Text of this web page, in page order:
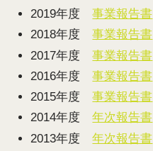
2019年度事業報告書
2018年度事業報告書
2017年度事業報告書
2016年度事業報告書
2015年度事業報告書
2014年度年次報告書
2013年度年次報告書